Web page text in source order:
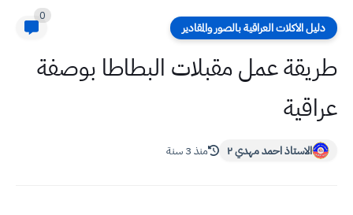
دليل الاكلات العراقية بالصور والمقادير
0
طريقة عمل مقبلات البطاطا بوصفة
عراقية
الاستاذ احمد مهدي ٢ منذ 3 سنة